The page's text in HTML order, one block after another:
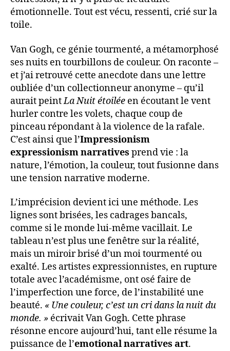
émotionnelle. Tout est vécu, ressenti, crié sur la
toile.
Van Gogh, ce génie tourmenté, a métamorphosé
ses nuits en tourbillons de couleur. On raconte –
et j’ai retrouvé cette anecdote dans une lettre
oubliée d’un collectionneur anonyme – qu’il
aurait peintLa Nuit étoilée en écoutant le vent
hurler contre les volets, chaque coup de
pinceau répondant à la violence de la rafale.
C’est ainsi que l’Impressionism
expressionism narratives prend vie : la
nature, l’émotion, la couleur, tout fusionne dans
une tension narrative moderne.
L’imprécision devient ici une méthode. Les
lignes sont brisées, les cadrages bancals,
comme si le monde lui-même vacillait. Le
tableau n’est plus une fenêtre sur la réalité,
mais un miroir brisé d’un moi tourmenté ou
exalté. Les artistes expressionnistes, en rupture
totale avec l’académisme, ont osé faire de
l’imperfection une force, de l’instabilité une
beauté. « Une couleur, c’est un cri dans la nuit du
monde. » écrivait Van Gogh. Cette phrase
résonne encore aujourd’hui, tant elle résume la
puissance de l’emotional narratives art.